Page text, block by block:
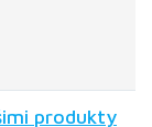
produkty